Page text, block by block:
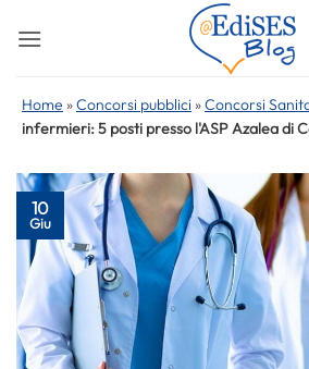
Home »Concorsi pubblici »Concorsi
infermieri: 5 posti presso l'ASP Azalea di
10
Giu